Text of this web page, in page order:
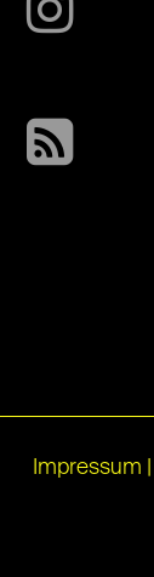
Impressum